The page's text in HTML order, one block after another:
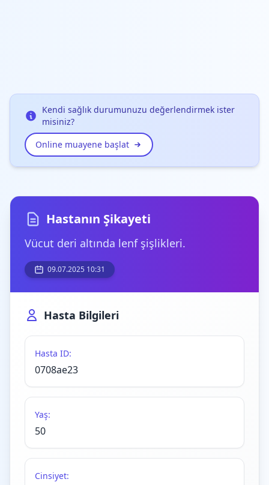
Kendi sağlık durumunuzu değerlendirmek ister
misiniz?
Online muayene başlat
Hastanın Şikayeti
Vücut deri altında lenf şişlikleri.
09.07.2025 10:31
Hasta Bilgileri
Hasta ID:
0708ae23
Yaş:
50
Cinsiyet: